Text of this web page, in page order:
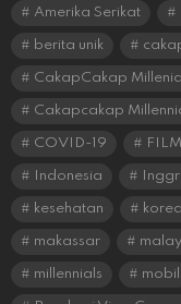
Amerika Serikat
berita unik
CakapCakap
Cakapcakap
COVID-19 FILM
Indonesia
kesehatan
makassar
millennials mobil